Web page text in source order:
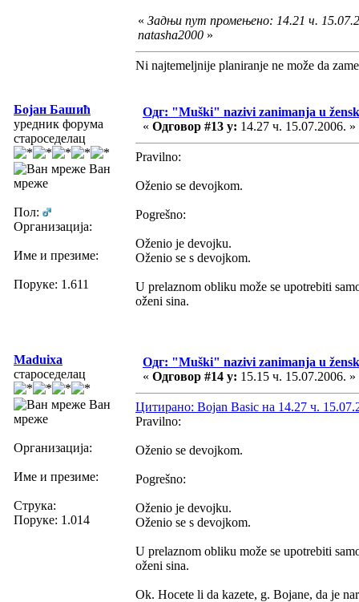
« Задњи пут промењено: 14.21 ч.
natasha2000 »
Ni najtemeljnije planiranje ne može da
Бојан Башић
уредник форума
староседелац
Ван
мреже
Пол:
Организација:
Име и презиме:
Поруке: 1.611
Одг: "Muški" nazivi zanimanja u
« Одговор #13 у: 14.27 ч. 15.07.2006. »
Pravilno:
Oženio se devojkom.
Pogrešno:
Oženio je devojku.
Oženio se s devojkom.
U prelaznom obliku može se upotrebiti
oženi sina.
Maduixa
староседелац
Ван
мреже
Организација:
Име и презиме:
Струка:
Поруке: 1.014
Одг: "Muški" nazivi zanimanja u
« Одговор #14 у: 15.15 ч. 15.07.2006. »
Цитирано: Bojan Basic на 14.27 ч.
Pravilno:
Oženio se devojkom.
Pogrešno:
Oženio je devojku.
Oženio se s devojkom.
U prelaznom obliku može se upotrebiti
oženi sina.
Ok. Hocete li da kazete, g. Bojane, da je